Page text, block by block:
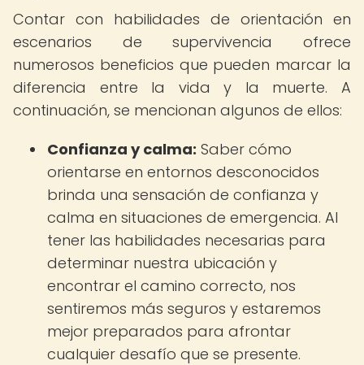
Contar con habilidades de orientación en
escenarios de supervivencia ofrece
numerosos beneficios que pueden marcar la
diferencia entre la vida y la muerte. A
continuación, se mencionan algunos de ellos:
Confianza y calma: Saber cómo
orientarse en entornos desconocidos
brinda una sensación de confianza y
calma en situaciones de emergencia. Al
tener las habilidades necesarias para
determinar nuestra ubicación y
encontrar el camino correcto, nos
sentiremos más seguros y estaremos
mejor preparados para afrontar
cualquier desafío que se presente.